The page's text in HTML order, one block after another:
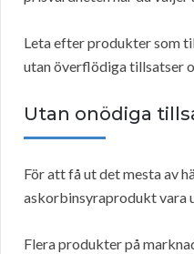
Leta efter produkter som
utan överflödiga tillsatser
Utan onödiga
För att få ut det mesta av
askorbinsyraprodukt vara
Flera produkter på